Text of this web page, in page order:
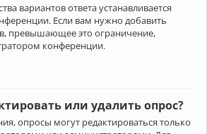
вариантов ответа устанавливается
Если вам нужно добавить
превышающее это ограничение,
конференции.
или удалить опрос?
опросы могут редактироваться только